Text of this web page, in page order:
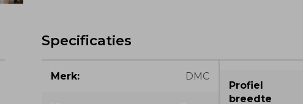
Specificaties
Merk: DMC
Profiel
breedte